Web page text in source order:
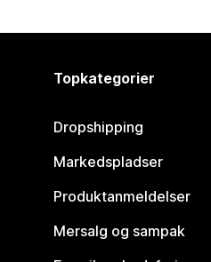
Topkategorier
Dropshipping
Markedspladser
Produktanmeldelser
Mersalg og sampak